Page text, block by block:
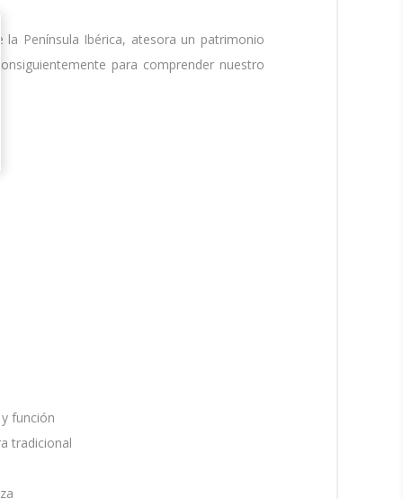
Península Ibérica, atesora un patrimonio
para comprender nuestro
función
tradicional